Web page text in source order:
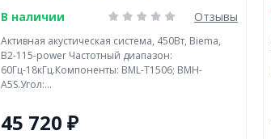
В наличии Отзывы
Активная акустическая система, 450Вт, Biema,
B2-115-power Частотный диапазон:
60Гц-18кГц.Компоненты: BML-T1506; BMH-
A5S.Угол:...
45 720 ₽